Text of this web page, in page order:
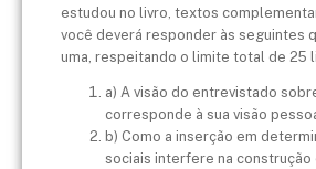
estudou no livro, textos
você deverá responder às seguintes
uma, respeitando o limite total de 25
a) A visão do entrevistado
corresponde à sua visão
b) Como a inserção em
sociais interfere na construção